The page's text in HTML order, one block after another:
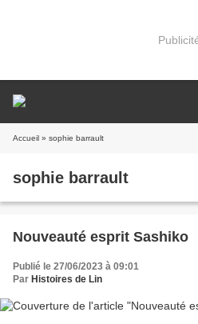
Accueil » sophie barrault
sophie barrault
Nouveauté esprit Sashiko
Publié le 27/06/2023 à 09:01
Par Histoires de Lin